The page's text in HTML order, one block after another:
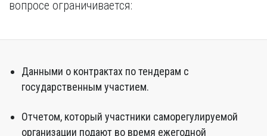
вопросе ограничивается:
Данными о контрактах по тендерам с
государственным участием.
Отчетом, который участники саморегулируемой
организации подают во время ежегодной